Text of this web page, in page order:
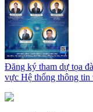
Đăng ký tham dự tọa
vực Hệ thống thông